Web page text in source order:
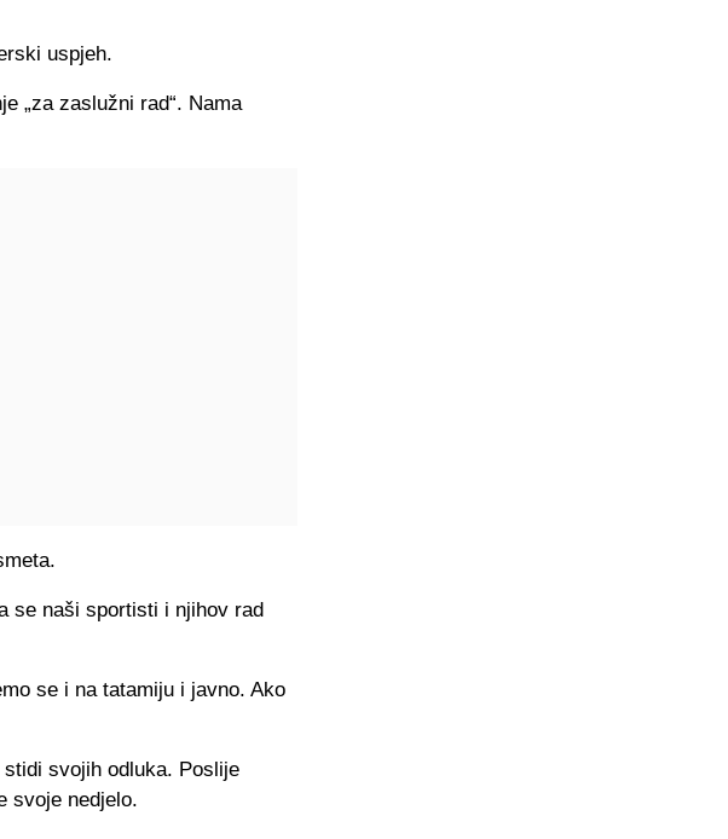
uspjeh.
„za zaslužni rad“. Nama
se naši sportisti i njihov rad
se i na tatamiju i javno. Ako
svojih odluka. Poslije
svoje nedjelo.